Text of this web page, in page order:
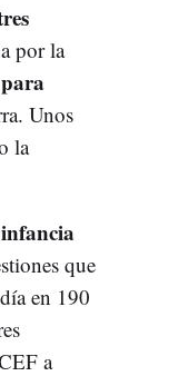
por la
Unos
la
que
en 190
a